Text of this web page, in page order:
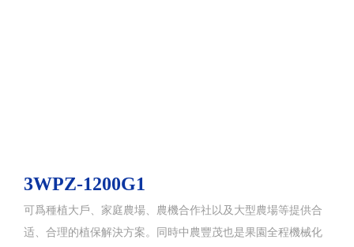
3WPZ-1200G1
可爲種植大戶、家庭農場、農機合作社以及大型農場等提供合
适、合理的植保解決方案。同時中農豐茂也是果園全程機械化